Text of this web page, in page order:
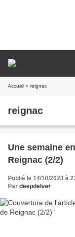
Accueil » reignac
reignac
Une semaine
Reignac (2/2)
Publié le 14/10/2023 à
Par deepdelver